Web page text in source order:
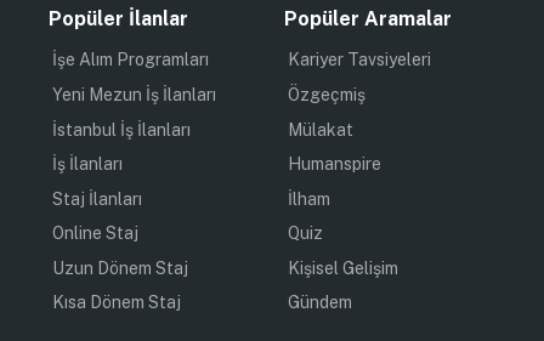
Popüler İlanlar
İşe Alım Programları
Yeni Mezun İş İlanları
İstanbul İş İlanları
İş İlanları
Staj İlanları
Online Staj
Uzun Dönem Staj
Kısa Dönem Staj
Popüler Aramalar
Kariyer Tavsiyeleri
Özgeçmiş
Mülakat
Humanspire
İlham
Quiz
Kişisel Gelişim
Gündem